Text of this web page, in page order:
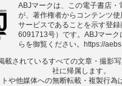
ABJマークは、この電子書店・
が、著作権者からコンテンツ
サービスであることを示す登
6091713号）です。ABJマーク
らを御覧ください。 https://
載されているすべての⽂章・撮影
社に帰属します。
や他媒体への無断転載・複製⾏為